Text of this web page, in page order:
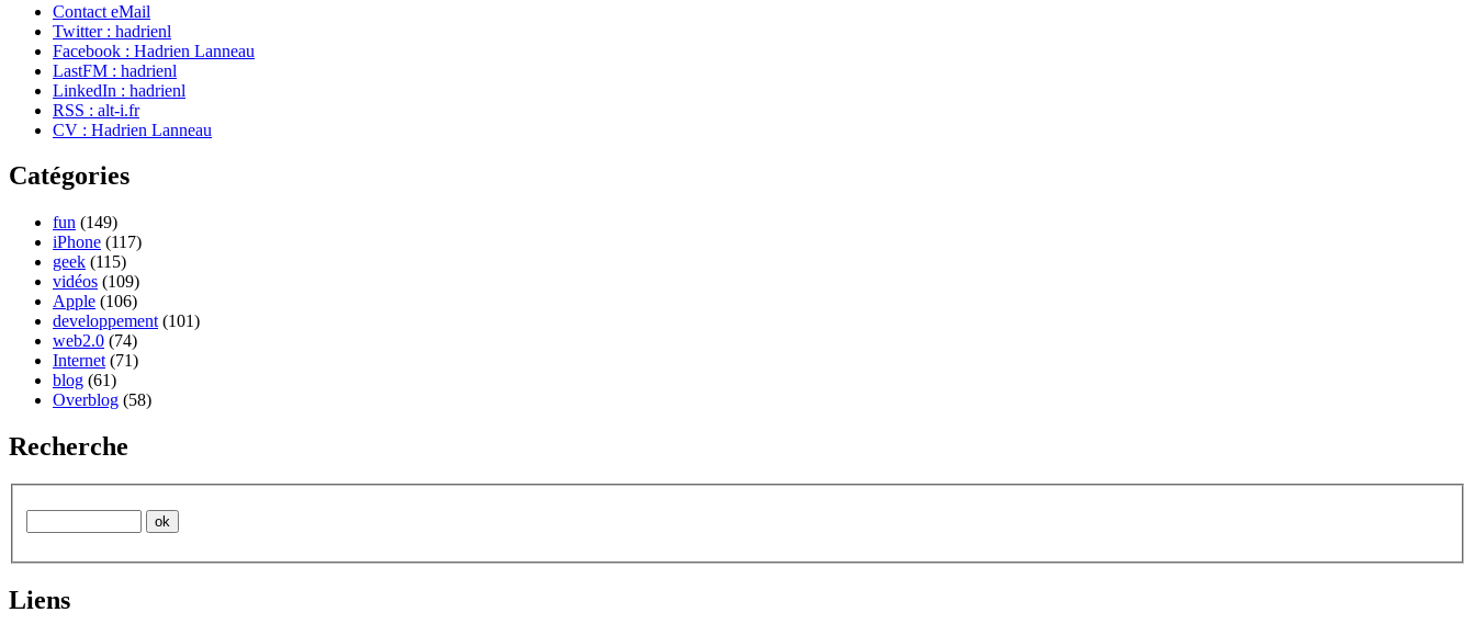
Contact eMail
Twitter : hadrienl
Facebook : Hadrien Lanneau
LastFM : hadrienl
LinkedIn : hadrienl
RSS : alt-i.fr
CV : Hadrien Lanneau
Catégories
fun (149)
iPhone (117)
geek (115)
vidéos (109)
Apple (106)
developpement (101)
web2.0 (74)
Internet (71)
blog (61)
Overblog (58)
Recherche
Liens